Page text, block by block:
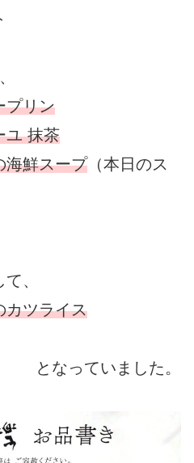
プリン
ユ 抹茶
海鮮スープ（本日のス
、
カツライス
となっていました。